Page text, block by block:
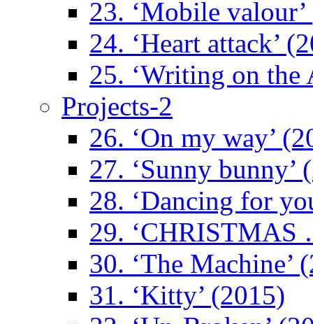
23. ‘Mobile
24. ‘Heart attack’
25. ‘Writing on the
Projects-2
26. ‘On my way’
27. ‘Sunny bunny’
28. ‘Dancing for
29. ‘CHRISTMAS
30. ‘The Machine’
31. ‘Kitty’ (2015)